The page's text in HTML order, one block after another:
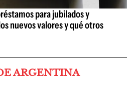
para jubilados y
nuevos valores y qué otros
ARGENTINA